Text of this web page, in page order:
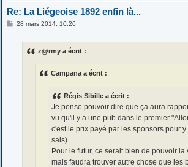
Re: La Liégeoise 1892 enfin là...
M28 mars 2014, 10:26
z@rmy a écrit :
Campana a écrit :
Régis Sibille a écrit :
Je pense pouvoir dire que ça aura
vu qu'il y a une pub dans le premier
c'est le prix payé par les sponsors pour
sais).
Pour le futur, ce serait bien de pouvoir la
mais faudra trouver autre chose que les